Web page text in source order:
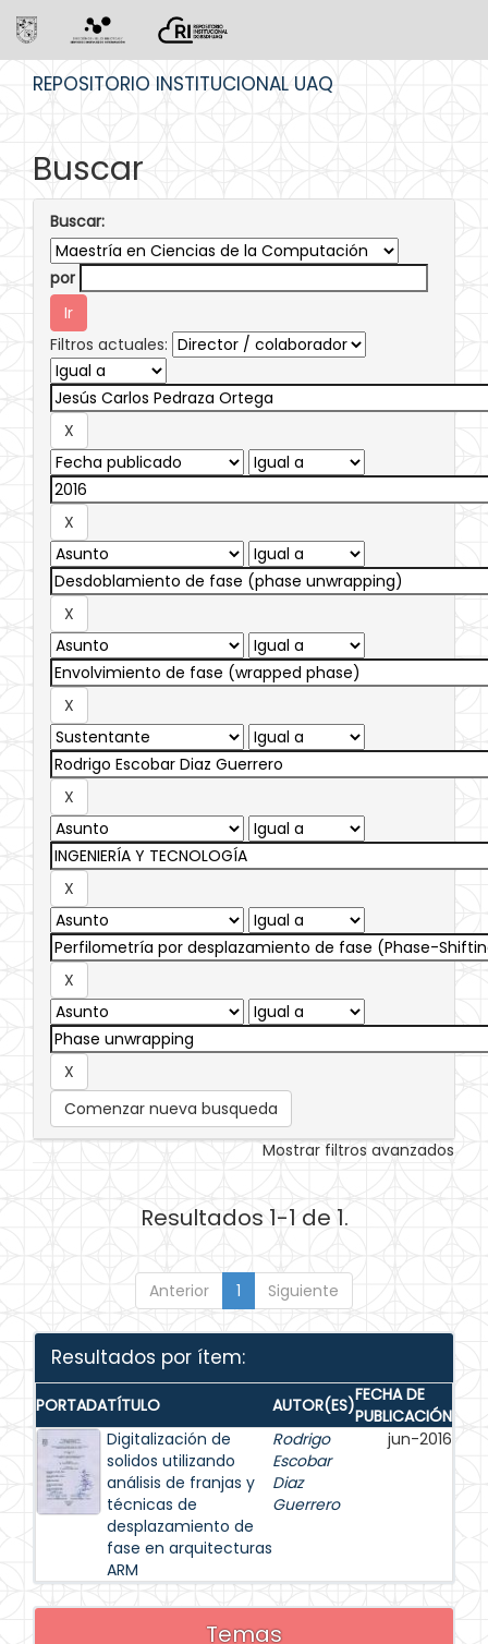
REPOSITORIO INSTITUCIONAL UAQ
Buscar
Buscar:
por
Filtros actuales:
Comenzar nueva busqueda
Mostrar filtros avanzados
Resultados 1-1 de 1.
Anterior 1 Siguiente
Resultados por ítem:
PORTADATÍTULO AUTOR(ES)FECHA DE
PUBLICACIÓN
Digitalización de
solidos utilizando
análisis de franjas y
técnicas de
desplazamiento de
fase en arquitecturas
ARM
Rodrigo
Escobar
Diaz
Guerrero
jun-2016
Temas